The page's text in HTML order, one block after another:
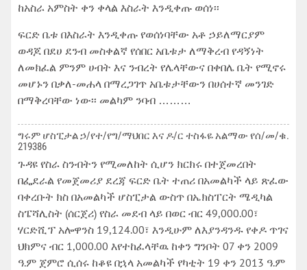
ከአስራ አምስት ቀን ቀላል እስራት እንዲቀጡ ወሰነ፡፡
ፍርድ ቤቱ በእስራት እንዲቀጡ የወሰነባቸው አቶ ኃይለማርያም
ወዳጆ በደሀ ደንብ መስቀልኛ የሰበር አቤቱታ ለማቅረብ የዳኝነት
ለመክፈል ምንም ሀብት እና ንብረት የሌላቸውና በቀበሌ ቤት የሚኖሩ
መሆኑን በቃለ-መሐላ በማረጋገጥ አቤቱታቸውን በሀሰተኛ መንገድ
በማቅረባቸው ነው፡፡ መልካም ንባብ ………
ግሩም ሆስፒታል ኃ/የተ/የግ/ማህበር እና ዶ/ር ተስፋዬ አልማው የሰ/መ/ቁ.
219386
ጉዳዩ የስራ ስንብትን የሚመለከት ሲሆን ክርክሩ በተጀመረበት
በፌደራል የመጀመሪያ ደረጃ ፍርድ ቤት ተጠሪ በአመልካች ላይ ጽፈው
ባቀረቡት ክስ በአመልካች ሆስፒታል ውስጥ በኤክስፐርት ሜዲካል
ስፔሻሊስት (ሰርጀሪ) የስራ መደብ ላይ በወር ብር 49,000.00፣
ሃርድሺፕ አሎዋንስ 19,124.00፣ እንዲሁም ለእያንዳንዱ የቀዶ ጥገና
ህክምና ብር 1,000.00 እየተከፈላቸዉ ከቀን ግንቦት 07 ቀን 2009
ዓ.ም ጀምሮ ሲሰሩ ከቆዩ በኋላ አመልካች የካቲት 19 ቀን 2013 ዓ.ም